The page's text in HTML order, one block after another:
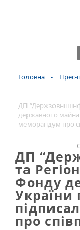
Головна - Прес-
ДП
державного майна
меморандум про
ДП
та
Фонду
України
про